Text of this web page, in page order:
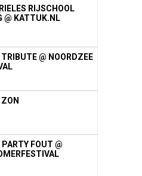
RIJSCHOOL
@ KATTUK.NL
@ NOORDZEE
FOUT @